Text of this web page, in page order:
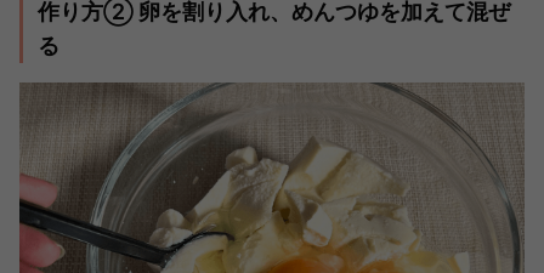
作り方② 卵を割り入れ、めんつゆを加えて混ぜ
る